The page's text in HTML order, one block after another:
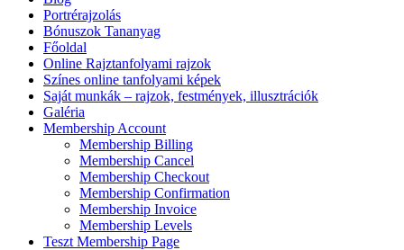
Portrérajzolás
Bónuszok Tananyag
Főoldal
Online Rajztanfolyami rajzok
Színes online tanfolyami képek
Saját munkák – rajzok, festmények, illusztrációk
Galéria
Membership Account
Membership Billing
Membership Cancel
Membership Checkout
Membership Confirmation
Membership Invoice
Membership Levels
Teszt Membership Page